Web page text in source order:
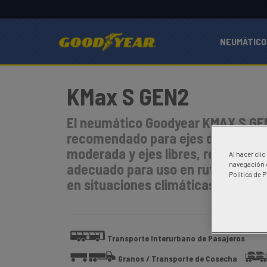
KMax S GEN2
El neumático Goodyear KMAX S
recomendado para ejes de
moderada y ejes libres,
adecuado para uso en rutas,
en situaciones climáticas adversas.
Transporte Interurbano de Pasajeros
Granos / Transporte de Cosecha
Al hacer clic
navegación
Politica de